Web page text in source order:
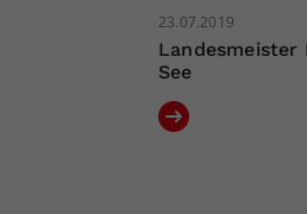
23.07.2019
Landesmeister
See